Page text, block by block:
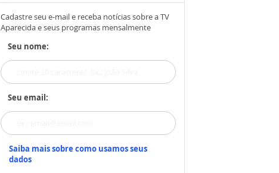
Cadastre seu e-mail e receba notícias sobre a TV
Aparecida e seus programas mensalmente
Seu nome:
Seu email:
Saiba mais sobre como usamos seus
dados